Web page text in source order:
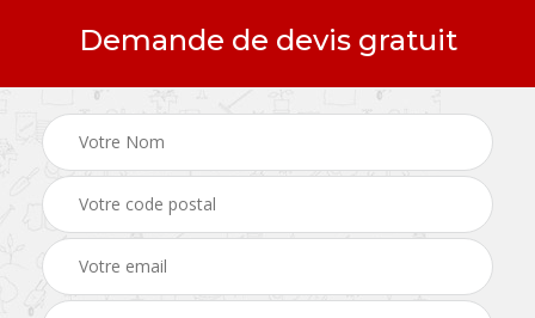
Demande de devis gratuit